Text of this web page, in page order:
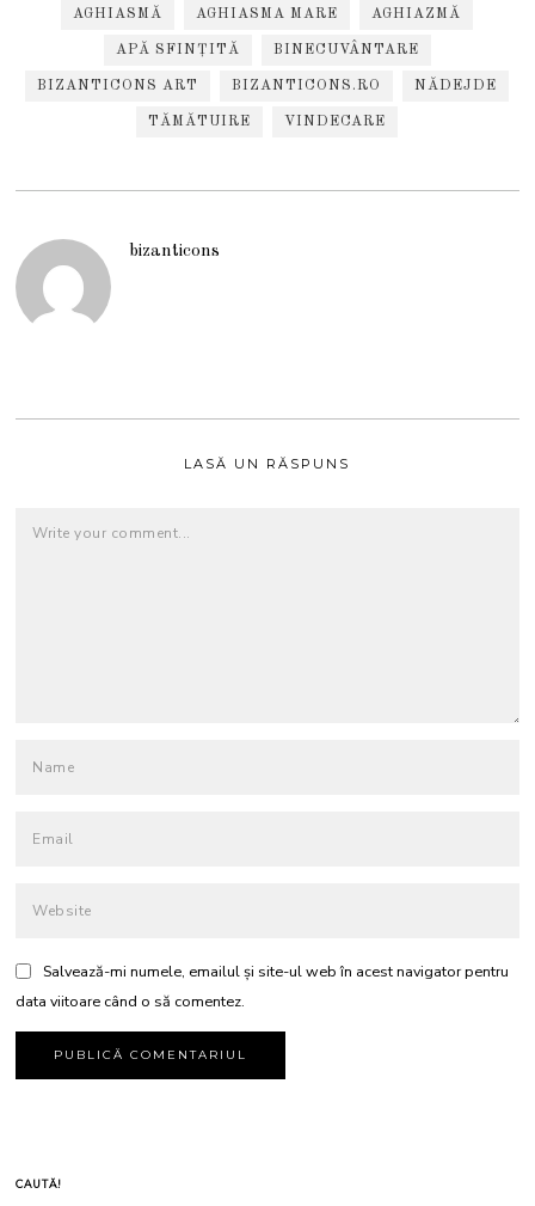
AGHIASMĂ AGHIASMA MARE AGHIAZMĂ
APĂ SFINȚITĂ BINECUVÂNTARE
BIZANTICONS ART BIZANTICONS.RO NĂDEJDE
TĂMĂTUIRE VINDECARE
bizanticons
LASĂ UN RĂSPUNS
Salvează-mi numele, emailul și site-ul web în acest navigator pentru
data viitoare când o să comentez.
CAUTĂ!